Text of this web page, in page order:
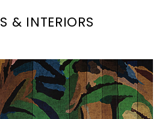
& INTERIORS